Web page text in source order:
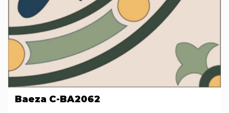
Baeza C-BA2062